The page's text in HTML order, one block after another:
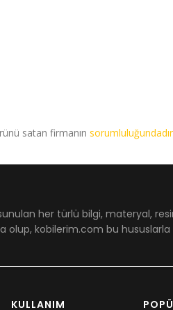
satan firmanın sorumluluğundadır
her türlü bilgi, materyal,
olup, kobilerim.com bu
KULLANIM